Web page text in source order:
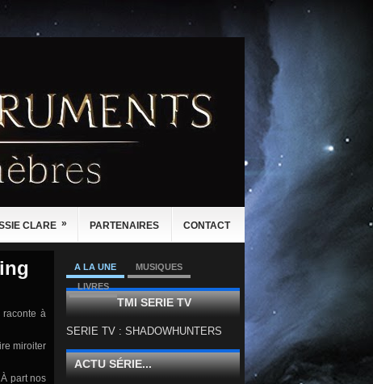
CLARE » PARTENAIRES CONTACT
raconte à
miroiter
part nos
A LA UNE
MUSIQUES
LIVRES
TMI SERIE TV
SERIE TV : SHADOWHUNTERS
ACTU SÉRIE...